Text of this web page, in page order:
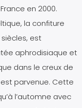
en 2000.
la confiture
est
aphrodisiaque et
dans le creux de
est parvenue. Cette
l’automne avec